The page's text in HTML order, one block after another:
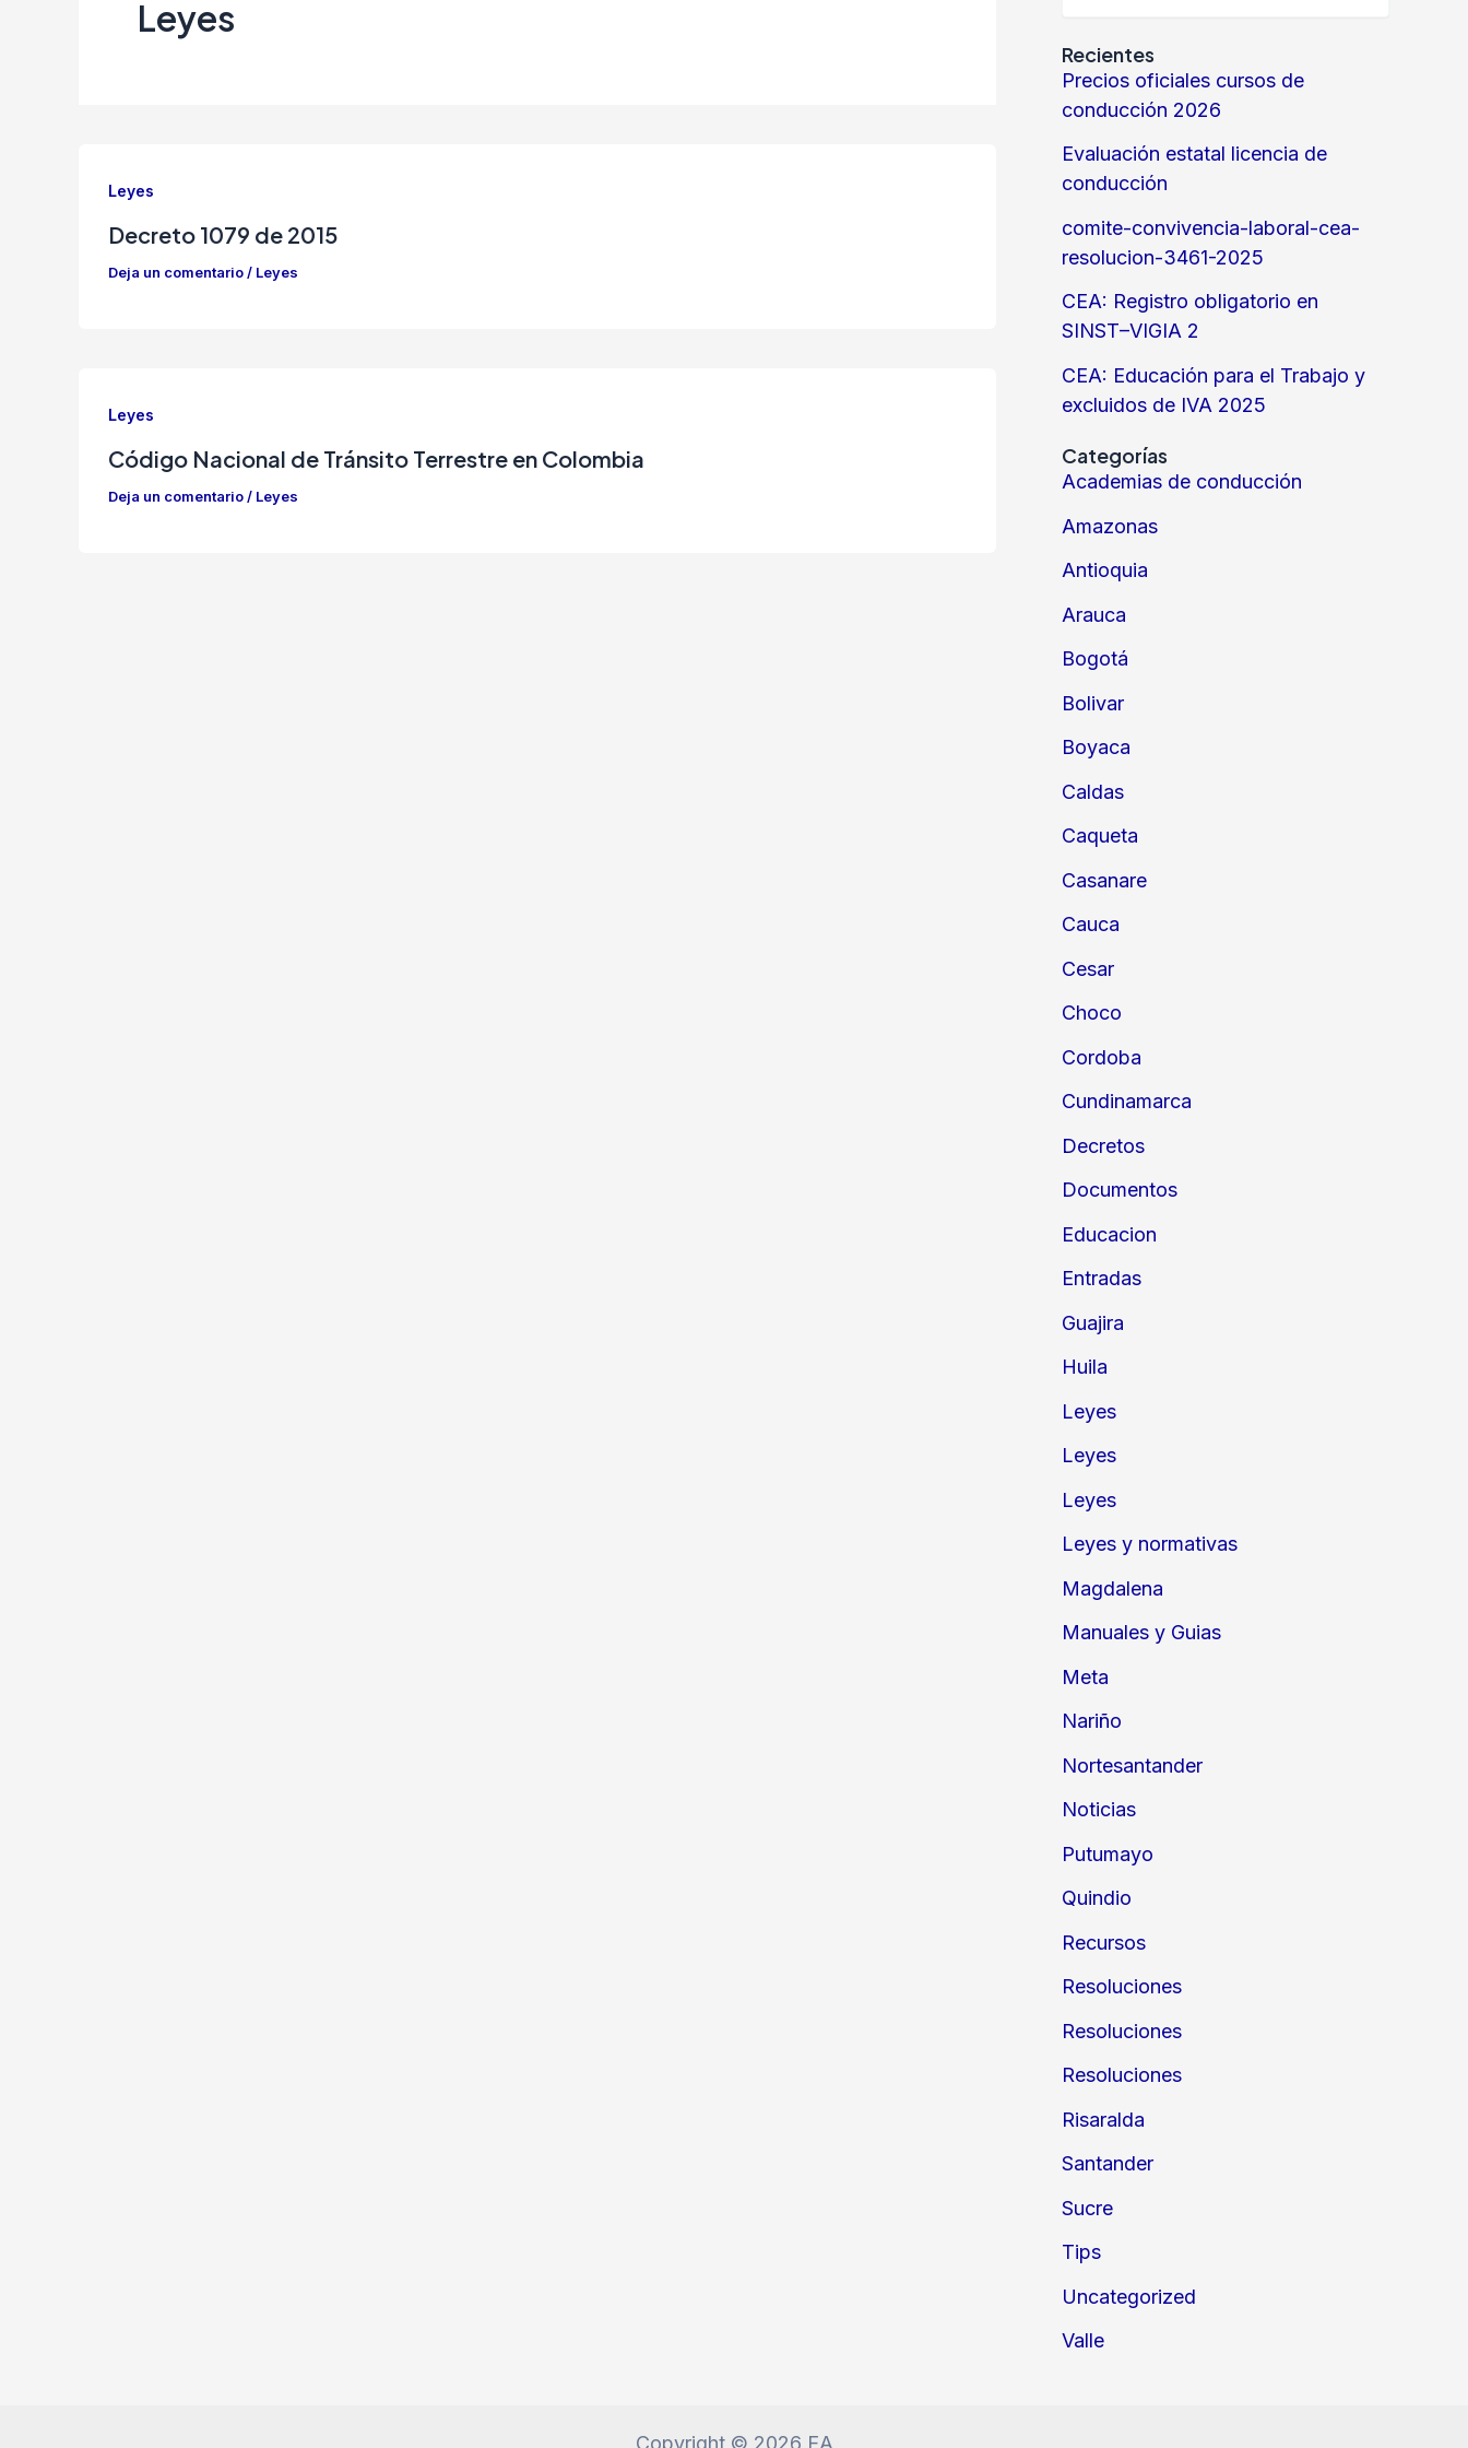
Leyes
Leyes
Decreto 1079 de 2015
Deja un comentario/ Leyes
Leyes
Código Nacional de Tránsito Terrestre en Colombia
Deja un comentario/ Leyes
Recientes
Precios oficiales cursos de
conducción 2026
Evaluación estatal licencia de
conducción
comite-convivencia-laboral-cea-
resolucion-3461-2025
CEA: Registro obligatorio en
SINST–VIGIA 2
CEA: Educación para el Trabajo y
excluidos de IVA 2025
Categorías
Academias de conducción
Amazonas
Antioquia
Arauca
Bogotá
Bolivar
Boyaca
Caldas
Caqueta
Casanare
Cauca
Cesar
Choco
Cordoba
Cundinamarca
Decretos
Documentos
Educacion
Entradas
Guajira
Huila
Leyes
Leyes
Leyes
Leyes y normativas
Magdalena
Manuales y Guias
Meta
Nariño
Nortesantander
Noticias
Putumayo
Quindio
Recursos
Resoluciones
Resoluciones
Resoluciones
Risaralda
Santander
Sucre
Tips
Uncategorized
Valle
Copyright © 2026 EA